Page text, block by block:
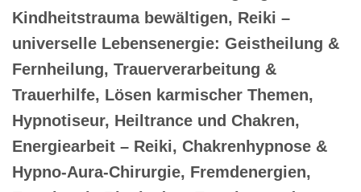
Kindheitstrauma bewältigen, Reiki –
universelle Lebensenergie: Geistheilung &
Fernheilung, Trauerverarbeitung &
Trauerhilfe, Lösen karmischer Themen,
Hypnotiseur, Heiltrance und Chakren,
Energiearbeit – Reiki, Chakrenhypnose &
Hypno-Aura-Chirurgie, Fremdenergien,